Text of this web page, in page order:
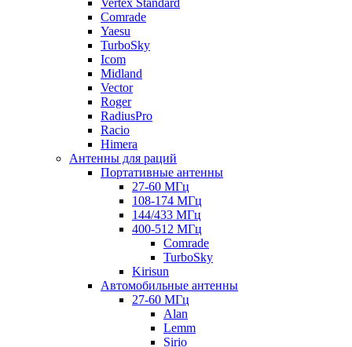
Comrade
Yaesu
TurboSky
Icom
Midland
Vector
Roger
RadiusPro
Racio
Himera
Антенны для раций
Портативные антенны
27-60 МГц
108-174 МГц
144/433 МГц
400-512 МГц
Comrade
TurboSky
Kirisun
Автомобильные антенны
27-60 МГц
Alan
Lemm
Sirio